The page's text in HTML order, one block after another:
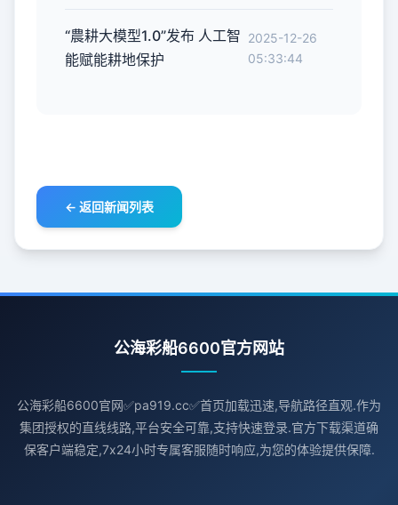
“農耕大模型1.0”发布 人工智
能赋能耕地保护
2025-12-26
05:33:44
← 返回新闻列表
公海彩船6600官方网站
公海彩船6600官网✅pa919.cc✅首页加载迅速,导航路径直观.作为
集团授权的直线线路,平台安全可靠,支持快速登录.官方下载渠道确
保客户端稳定,7x24小时专属客服随时响应,为您的体验提供保障.